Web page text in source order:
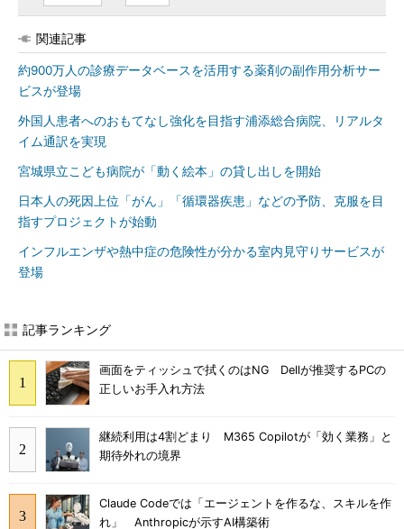
関連記事
約900万人の診療データベースを活用する薬剤の副作用分析サー
ビスが登場
外国人患者へのおもてなし強化を目指す浦添総合病院、リアルタ
イム通訳を実現
宮城県立こども病院が「動く絵本」の貸し出しを開始
日本人の死因上位「がん」「循環器疾患」などの予防、克服を目
指すプロジェクトが始動
インフルエンザや熱中症の危険性が分かる室内見守りサービスが
登場
記事ランキング
画面をティッシュで拭くのはNG Dellが推奨するPCの
正しいお手入れ方法
継続利用は4割どまり M365 Copilotが「効く業務」と
期待外れの境界
Claude Codeでは「エージェントを作るな、スキルを作
れ」 Anthropicが示すAI構築術